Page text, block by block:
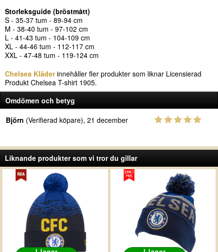
Storleksguide (bröstmått)
S - 35-37 tum - 89-94 cm
M - 38-40 tum - 97-102 cm
L - 41-43 tum - 104-109 cm
XL - 44-46 tum - 112-117 cm
XXL - 47-48 tum - 119-124 cm
Chelsea Kläderinnehåller fler produkter som liknar Licensierad
Produkt Chelsea T-shirt 1905.
Omdömen och betyg
Björn (Verifierad köpare), 21 december
Liknande produkter som vi tror du gillar